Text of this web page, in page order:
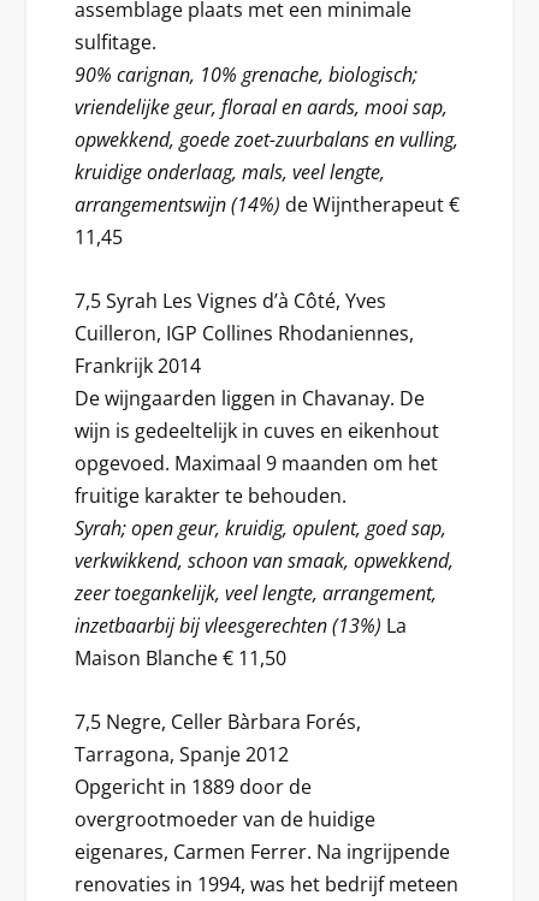
assemblage plaats met een minimale
sulfitage.
90% carignan, 10% grenache, biologisch;
vriendelijke geur, floraal en aards, mooi sap,
opwekkend, goede zoet-zuurbalans en vulling,
kruidige onderlaag, mals, veel lengte,
arrangementswijn (14%) de Wijntherapeut €
11,45
7,5 Syrah Les Vignes d’à Côté, Yves
Cuilleron, IGP Collines Rhodaniennes,
Frankrijk 2014
De wijngaarden liggen in Chavanay. De
wijn is gedeeltelijk in cuves en eikenhout
opgevoed. Maximaal 9 maanden om het
fruitige karakter te behouden.
Syrah; open geur, kruidig, opulent, goed sap,
verkwikkend, schoon van smaak, opwekkend,
zeer toegankelijk, veel lengte, arrangement,
inzetbaarbij bij vleesgerechten (13%) La
Maison Blanche € 11,50
7,5 Negre, Celler Bàrbara Forés,
Tarragona, Spanje 2012
Opgericht in 1889 door de
overgrootmoeder van de huidige
eigenares, Carmen Ferrer. Na ingrijpende
renovaties in 1994, was het bedrijf meteen